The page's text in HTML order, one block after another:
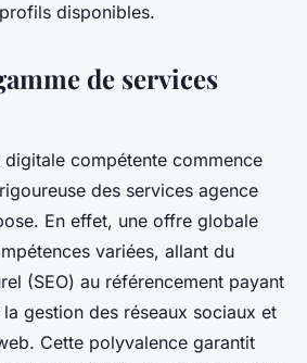
disponibles.
de services
digitale compétente commence
des services agence
En effet, une offre globale
variées, allant du
(SEO) au référencement payant
gestion des réseaux sociaux et
Cette polyvalence garantit